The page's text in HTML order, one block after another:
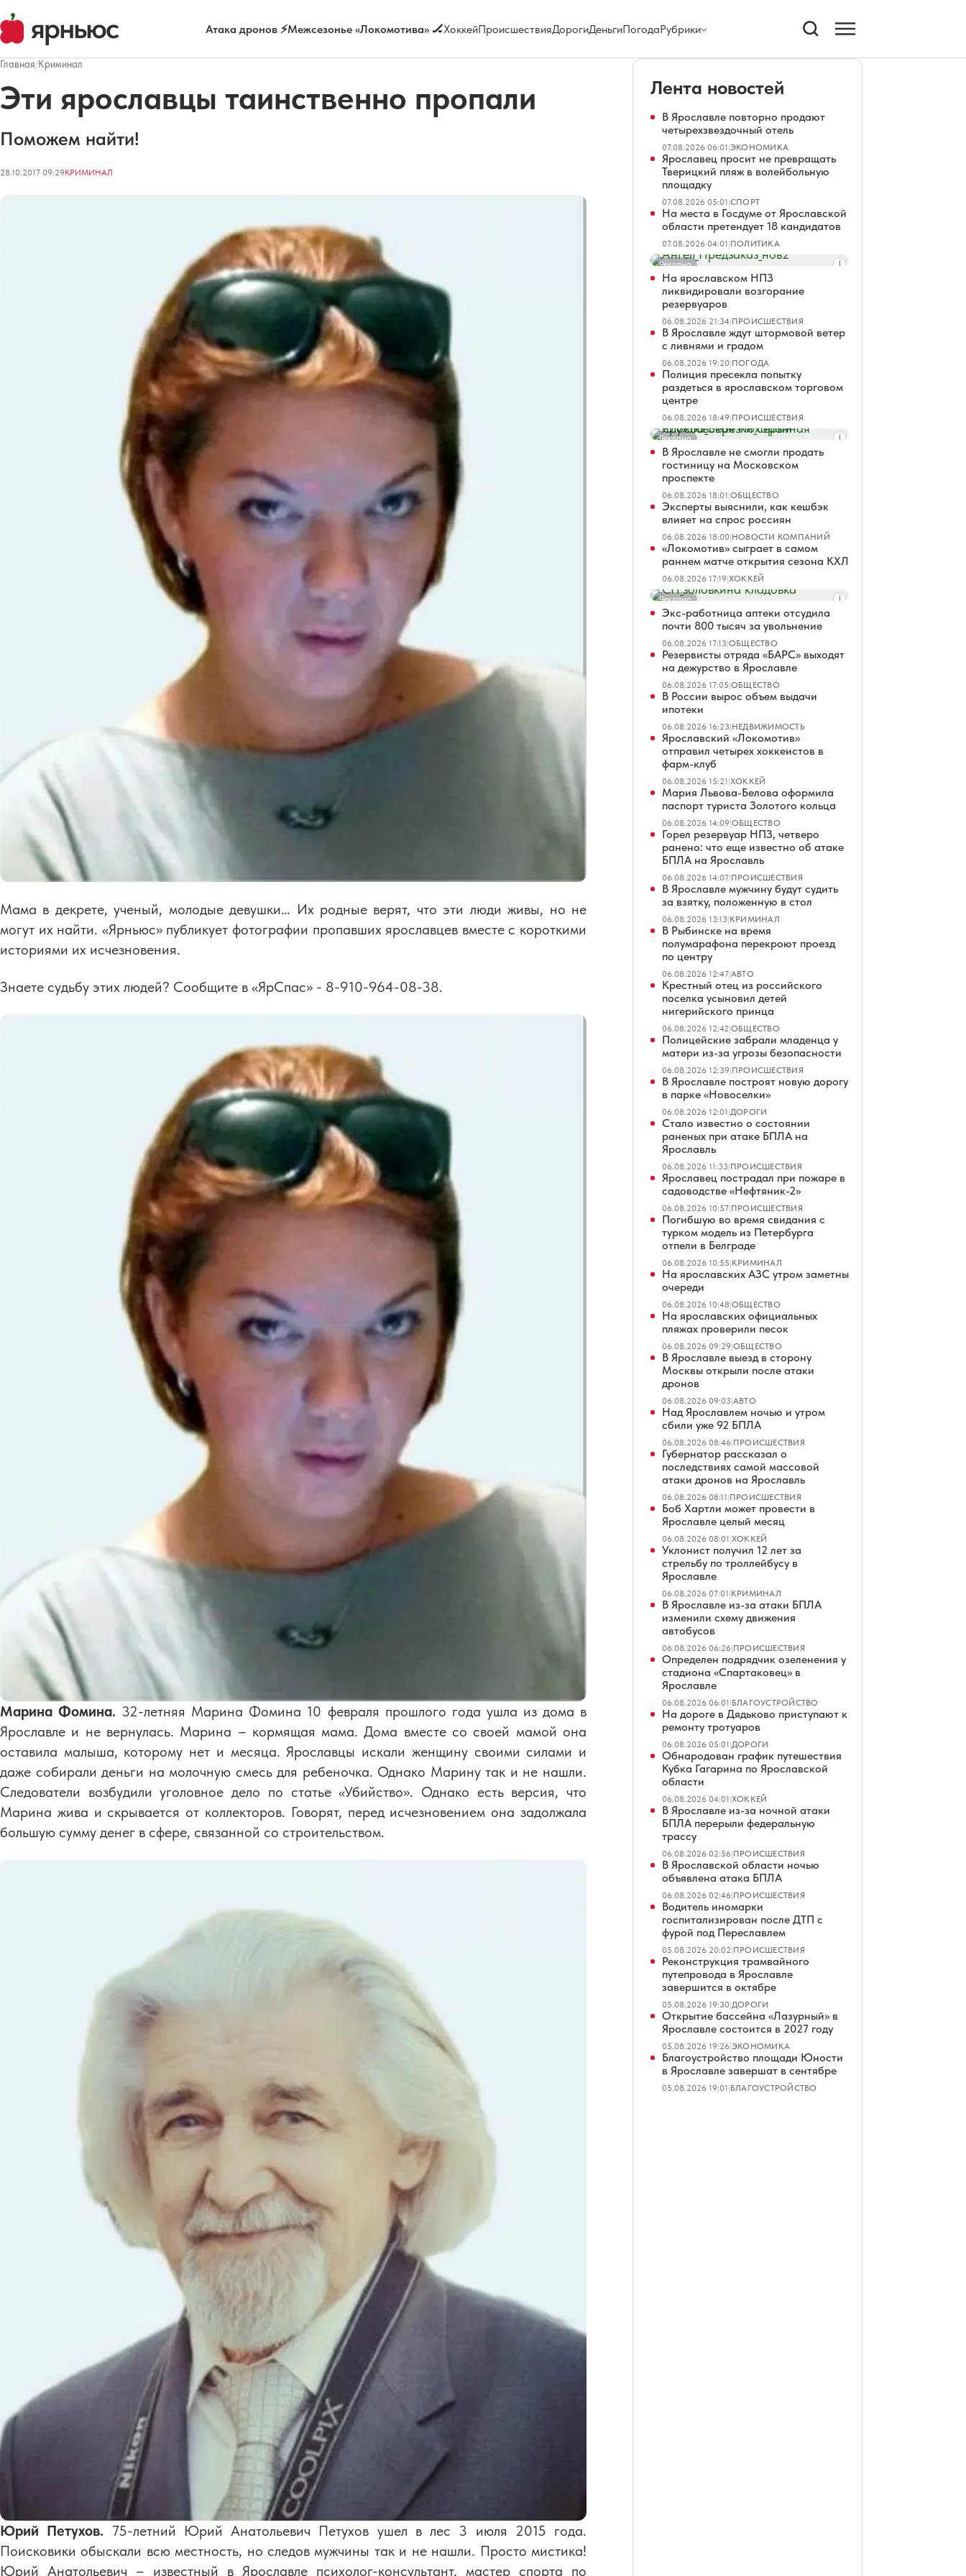
Атака дронов ⚡Межсезонье «Локомотива» 🏒ХоккейПроисшествияДорогиДеньгиПогодаРубрики
Главная/Криминал
Эти ярославцы таинственно пропали
Поможем найти!
28.10.2017 09:29КРИМИНАЛ
Мама в декрете, ученый, молодые девушки… Их родные верят, что эти люди живы, но не
могут их найти. «Ярньюс» публикует фотографии пропавших ярославцев вместе с короткими
историями их исчезновения.
Знаете судьбу этих людей? Сообщите в «ЯрСпас» - 8-910-964-08-38.
Марина Фомина. 32-летняя Марина Фомина 10 февраля прошлого года ушла из дома в
Ярославле и не вернулась. Марина – кормящая мама. Дома вместе со своей мамой она
оставила малыша, которому нет и месяца. Ярославцы искали женщину своими силами и
даже собирали деньги на молочную смесь для ребеночка. Однако Марину так и не нашли.
Следователи возбудили уголовное дело по статье «Убийство». Однако есть версия, что
Марина жива и скрывается от коллекторов. Говорят, перед исчезновением она задолжала
большую сумму денег в сфере, связанной со строительством.
Юрий Петухов. 75-летний Юрий Анатольевич Петухов ушел в лес 3 июля 2015 года.
Поисковики обыскали всю местность, но следов мужчины так и не нашли. Просто мистика!
Юрий Анатольевич – известный в Ярославле психолог-консультант, мастер спорта по
Лента новостей
В Ярославле повторно продают
четырехзвездочный отель
07.08.2026 06:01|ЭКОНОМИКА
Ярославец просит не превращать
Тверицкий пляж в волейбольную
площадку
07.08.2026 05:01|СПОРТ
На места в Госдуме от Ярославской
области претендует 18 кандидатов
07.08.2026 04:01|ПОЛИТИКА
Реклама
На ярославском НПЗ
ликвидировали возгорание
резервуаров
06.08.2026 21:34|ПРОИСШЕСТВИЯ
В Ярославле ждут штормовой ветер
с ливнями и градом
06.08.2026 19:20|ПОГОДА
Полиция пресекла попытку
раздеться в ярославском торговом
центре
06.08.2026 18:49|ПРОИСШЕСТВИЯ
Реклама
В Ярославле не смогли продать
гостиницу на Московском
проспекте
06.08.2026 18:01|ОБЩЕСТВО
Эксперты выяснили, как кешбэк
влияет на спрос россиян
06.08.2026 18:00|НОВОСТИ КОМПАНИЙ
«Локомотив» сыграет в самом
раннем матче открытия сезона КХЛ
06.08.2026 17:19|ХОККЕЙ
Реклама
Экс-работница аптеки отсудила
почти 800 тысяч за увольнение
06.08.2026 17:13|ОБЩЕСТВО
Резервисты отряда «БАРС» выходят
на дежурство в Ярославле
06.08.2026 17:05|ОБЩЕСТВО
В России вырос объем выдачи
ипотеки
06.08.2026 16:23|НЕДВИЖИМОСТЬ
Ярославский «Локомотив»
отправил четырех хоккеистов в
фарм-клуб
06.08.2026 15:21|ХОККЕЙ
Мария Львова-Белова оформила
паспорт туриста Золотого кольца
06.08.2026 14:09|ОБЩЕСТВО
Горел резервуар НПЗ, четверо
ранено: что еще известно об атаке
БПЛА на Ярославль
06.08.2026 14:07|ПРОИСШЕСТВИЯ
В Ярославле мужчину будут судить
за взятку, положенную в стол
06.08.2026 13:13|КРИМИНАЛ
В Рыбинске на время
полумарафона перекроют проезд
по центру
06.08.2026 12:47|АВТО
Крестный отец из российского
поселка усыновил детей
нигерийского принца
06.08.2026 12:42|ОБЩЕСТВО
Полицейские забрали младенца у
матери из-за угрозы безопасности
06.08.2026 12:39|ПРОИСШЕСТВИЯ
В Ярославле построят новую дорогу
в парке «Новоселки»
06.08.2026 12:01|ДОРОГИ
Стало известно о состоянии
раненых при атаке БПЛА на
Ярославль
06.08.2026 11:33|ПРОИСШЕСТВИЯ
Ярославец пострадал при пожаре в
садоводстве «Нефтяник-2»
06.08.2026 10:57|ПРОИСШЕСТВИЯ
Погибшую во время свидания с
турком модель из Петербурга
отпели в Белграде
06.08.2026 10:55|КРИМИНАЛ
На ярославских АЗС утром заметны
очереди
06.08.2026 10:48|ОБЩЕСТВО
На ярославских официальных
пляжах проверили песок
06.08.2026 09:29|ОБЩЕСТВО
В Ярославле выезд в сторону
Москвы открыли после атаки
дронов
06.08.2026 09:03|АВТО
Над Ярославлем ночью и утром
сбили уже 92 БПЛА
06.08.2026 08:46|ПРОИСШЕСТВИЯ
Губернатор рассказал о
последствиях самой массовой
атаки дронов на Ярославль
06.08.2026 08:11|ПРОИСШЕСТВИЯ
Боб Хартли может провести в
Ярославле целый месяц
06.08.2026 08:01|ХОККЕЙ
Уклонист получил 12 лет за
стрельбу по троллейбусу в
Ярославле
06.08.2026 07:01|КРИМИНАЛ
В Ярославле из-за атаки БПЛА
изменили схему движения
автобусов
06.08.2026 06:26|ПРОИСШЕСТВИЯ
Определен подрядчик озеленения у
стадиона «Спартаковец» в
Ярославле
06.08.2026 06:01|БЛАГОУСТРОЙСТВО
На дороге в Дядьково приступают к
ремонту тротуаров
06.08.2026 05:01|ДОРОГИ
Обнародован график путешествия
Кубка Гагарина по Ярославской
области
06.08.2026 04:01|ХОККЕЙ
В Ярославле из-за ночной атаки
БПЛА перерыли федеральную
трассу
06.08.2026 02:56|ПРОИСШЕСТВИЯ
В Ярославской области ночью
объявлена атака БПЛА
06.08.2026 02:46|ПРОИСШЕСТВИЯ
Водитель иномарки
госпитализирован после ДТП с
фурой под Переславлем
05.08.2026 20:02|ПРОИСШЕСТВИЯ
Реконструкция трамвайного
путепровода в Ярославле
завершится в октябре
05.08.2026 19:30|ДОРОГИ
Открытие бассейна «Лазурный» в
Ярославле состоится в 2027 году
05.08.2026 19:26|ЭКОНОМИКА
Благоустройство площади Юности
в Ярославле завершат в сентябре
05.08.2026 19:01|БЛАГОУСТРОЙСТВО